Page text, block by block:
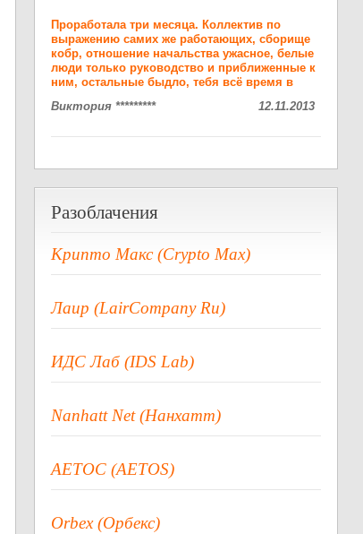
Проработала три месяца. Коллектив по
выражению самих же работающих, сборище
кобр, отношение начальства ужасное, белые
люди только руководство и приближенные к
ним, остальные быдло, тебя всё время в
Виктория *********
12.11.2013
Разоблачения
Крипто Макс (Crypto Max)
Лаир (LairCompany Ru)
ИДС Лаб (IDS Lab)
Nanhatt Net (Нанхатт)
АЕТОС (AETOS)
Orbex (Орбекс)